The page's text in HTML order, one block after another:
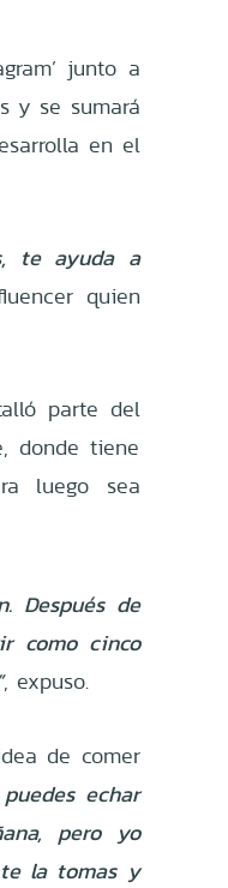
junto a
y se sumará
en el
te ayuda a
quien
parte del
donde tiene
luego sea
Después de
como cinco
, expuso.
de comer
echar
pero yo
te la tomas y